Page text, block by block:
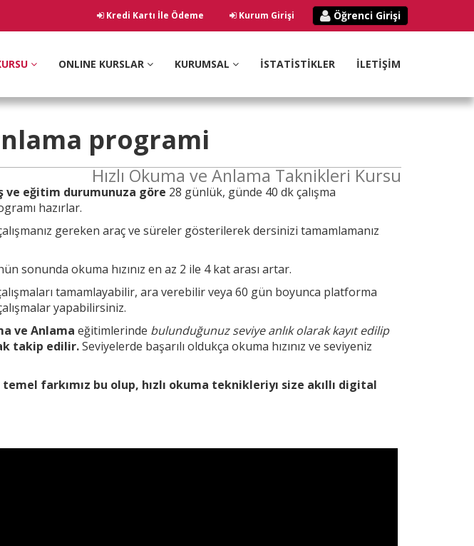
Kredi Kartı İle Ödeme Kurum Girişi Öğrenci Girişi
ONLINE KURSLAR KURUMSAL İSTATİSTİKLER İLETİŞİM
programi
Hızlı Okuma ve Anlama Taknikleri Kursu
ve eğitim durumunuza göre 28 günlük, günde 40 dk çalışma
hazırlar.
gereken araç ve süreler gösterilerek dersinizi tamamlamanız
sonunda okuma hızınız en az 2 ile 4 kat arası artar.
tamamlayabilir, ara verebilir veya 60 gün boyunca platforma
yapabilirsiniz.
ve Anlama eğitimlerinde bulunduğunuz seviye anlık olarak kayıt edilip
takip edilir.Seviyelerde başarılı oldukça okuma hızınız ve seviyeniz
farkımız bu olup, hızlı okuma teknikleriyı size akıllı digital